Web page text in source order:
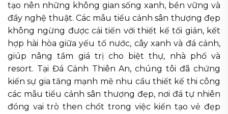
tạo nên những không gian sống xanh, bền vững và
đầy nghệ thuật. Các mẫu tiểu cảnh sân thượng đẹp
không ngừng được cải tiến với thiết kế tối giản, kết
hợp hài hòa giữa yếu tố nước, cây xanh và đá cảnh,
giúp nâng tầm giá trị cho biệt thự, nhà phố và
resort. Tại Đá Cảnh Thiên An, chúng tôi đã chứng
kiến sự gia tăng mạnh mẽ nhu cầu thiết kế thi công
các mẫu tiểu cảnh sân thượng đẹp, nơi đá tự nhiên
đóng vai trò then chốt trong việc kiến tạo vẻ đẹp